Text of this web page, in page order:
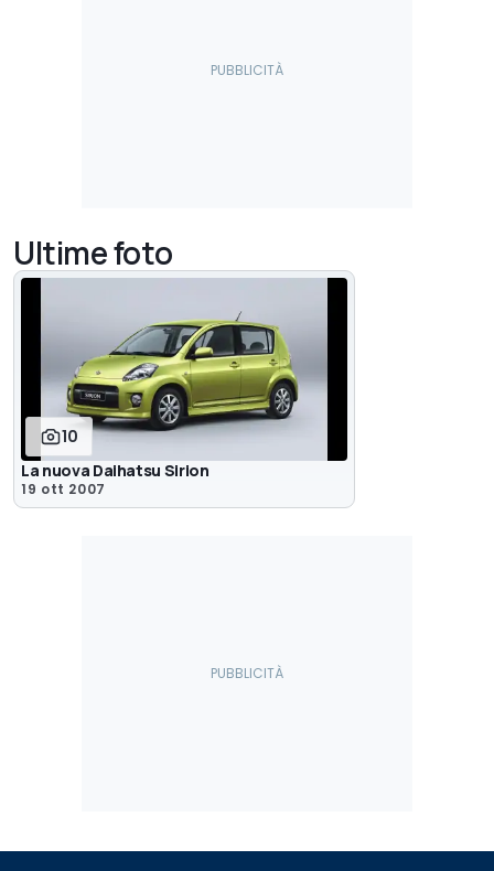
Ultime foto
10
La nuova Daihatsu Sirion
19 ott 2007